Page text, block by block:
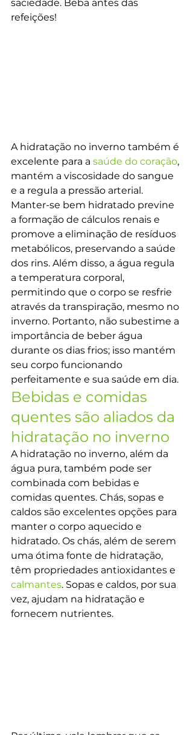
saciedade. Beba antes das
refeições!
A hidratação no inverno também é
excelente para a saúde do coração,
mantém a viscosidade do sangue
e a regula a pressão arterial.
Manter-se bem hidratado previne
a formação de cálculos renais e
promove a eliminação de resíduos
metabólicos, preservando a saúde
dos rins. Além disso, a água regula
a temperatura corporal,
permitindo que o corpo se resfrie
através da transpiração, mesmo no
inverno. Portanto, não subestime a
importância de beber água
durante os dias frios; isso mantém
seu corpo funcionando
perfeitamente e sua saúde em dia.
Bebidas e comidas
quentes são aliados da
hidratação no inverno
A hidratação no inverno, além da
água pura, também pode ser
combinada com bebidas e
comidas quentes. Chás, sopas e
caldos são excelentes opções para
manter o corpo aquecido e
hidratado. Os chás, além de serem
uma ótima fonte de hidratação,
têm propriedades antioxidantes e
calmantes. Sopas e caldos, por sua
vez, ajudam na hidratação e
fornecem nutrientes.